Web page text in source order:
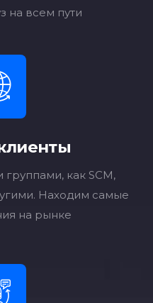
на всем пути
как SCM,
Находим самые
на рынке